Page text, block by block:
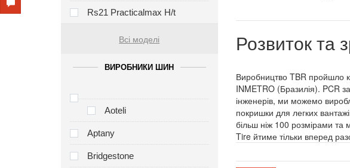
Rs21 Practicalmax H/t
Всі моделі
ВИРОБНИКИ ШИН
Aoteli
Aptany
Bridgestone
Розвиток та
Виробництво TBR пройшло
INMETRO (Бразилія). PCR
інженерів, ми можемо
покришки для легких
більш ніж 100 розмірами та
Tire йтиме тільки вперед